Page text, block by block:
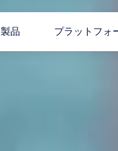
製品 プラットフォ